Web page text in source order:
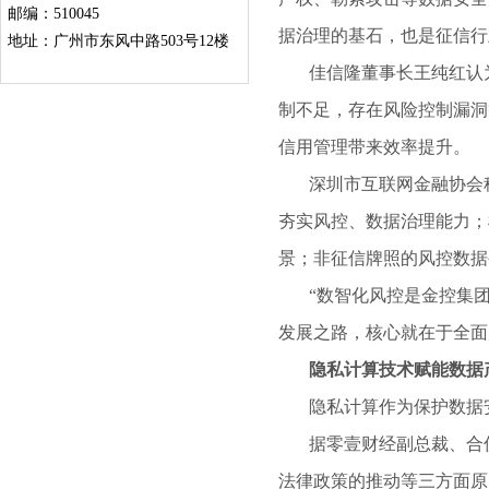
邮编：510045
地址：广州市东风中路503号12楼
据治理的基石，也是征信
佳信隆董事长王纯红认
制不足，存在风险控制漏
信用管理带来效率提升。
深圳市互联网金融协会
夯实风控、数据治理能力
景；非征信牌照的风控数
“数智化风控是金控集团
发展之路，核心就在于全
隐私计算技术赋能数据
隐私计算作为保护数据
据零壹财经副总裁、合
法律政策的推动等三方面